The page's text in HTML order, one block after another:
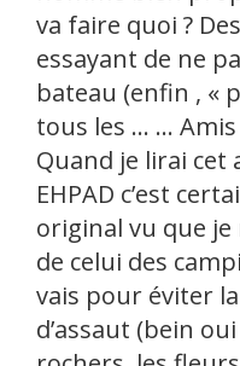
va faire quoi ?
essayant de ne
bateau (enfin , «
tous les … …
Quand je lirai cet
EHPAD c’est
original vu que
de celui des
vais pour éviter
d’assaut (bein